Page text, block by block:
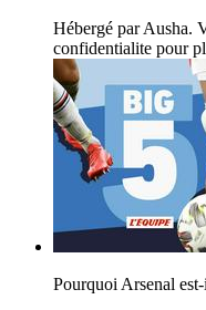
Hébergé par Ausha.
confidentialite pour
Pourquoi Arsenal